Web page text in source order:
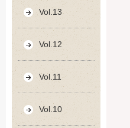
Vol.13
Vol.12
Vol.11
Vol.10